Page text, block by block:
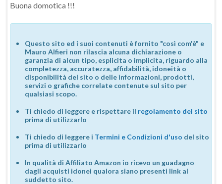
Buona domotica !!!
Questo sito ed i suoi contenuti è fornito "così com'è" e
Mauro Alfieri non rilascia alcuna dichiarazione o
garanzia di alcun tipo, esplicita o implicita, riguardo alla
completezza, accuratezza, affidabilità, idoneità o
disponibilità del sito o delle informazioni, prodotti,
servizi o grafiche correlate contenute sul sito per
qualsiasi scopo.
Ti chiedo di leggere e rispettare il regolamento del sito
prima di utilizzarlo
Ti chiedo di leggere i Termini e Condizioni d'uso del sito
prima di utilizzarlo
In qualità di Affiliato Amazon io ricevo un guadagno
dagli acquisti idonei qualora siano presenti link al
suddetto sito.